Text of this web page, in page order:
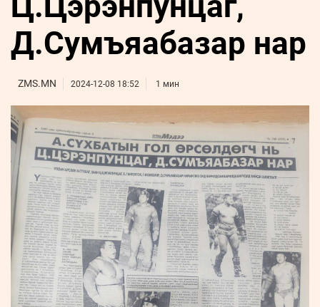
Бүртгүүлэх
Бизнес
Leaderships
forum
ФОТО
УРЛАГ
ҮНДЭСНИЙ
МЭДЭЭЛЛИЙН
ТӨВ
MEDEE
WEEKLY
Д.Сумъяабазар нар
ZMS.MN 2024-12-08 18:52 1 мин